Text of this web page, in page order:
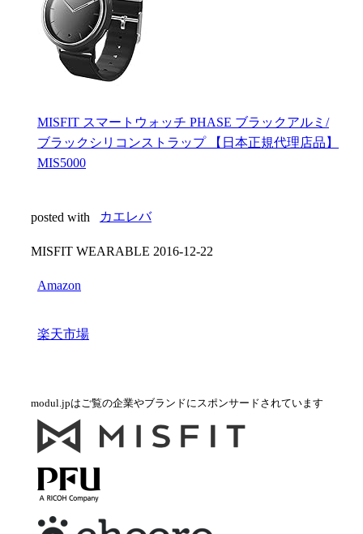
MISFIT スマートウォッチ PHASE ブラックアルミ/
ブラックシリコンストラップ 【日本正規代理店品】
MIS5000
posted with カエレバ
MISFIT WEARABLE 2016-12-22
Amazon
楽天市場
modul.jpはご覧の企業やブランドにスポンサードされています